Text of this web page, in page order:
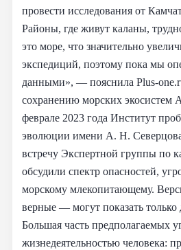
провести исследования от
Районы, где живут каланы,
это море, что значительно
экспедиций, поэтому пока мы
данными», — пояснила Plus-
сохранению морских
феврале 2023 года Институт
эволюции имени А. Н.
встречу Экспертной группы по
обсудили спектр опасностей,
морскому млекопитающему.
верные — могут показать
Большая часть предполагаемых
жизнедеятельностью человека: